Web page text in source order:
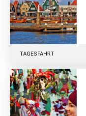
TAGESFAHRT